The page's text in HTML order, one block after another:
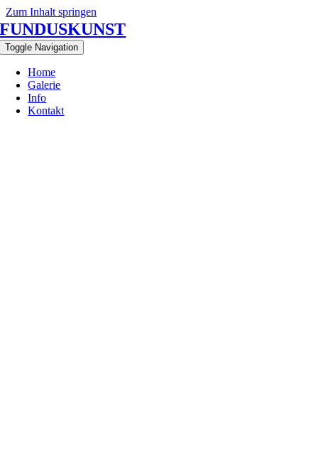
Zum Inhalt springen
FUNDUSKUNST
Toggle Navigation
Home
Galerie
Info
Kontakt